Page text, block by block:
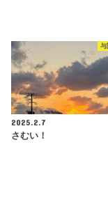
与
2025.2.7
さむい！